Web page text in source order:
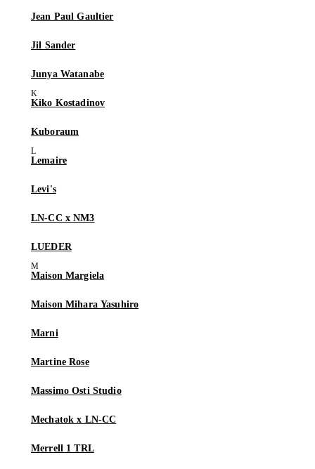
Jean Paul Gaultier
Jil Sander
Junya Watanabe
Kiko Kostadinov
Kuboraum
Lemaire
Levi's
LN-CC x NM3
LUEDER
Maison Margiela
Maison Mihara Yasuhiro
Marni
Martine Rose
Massimo Osti Studio
Mechatok x LN-CC
Merrell 1 TRL